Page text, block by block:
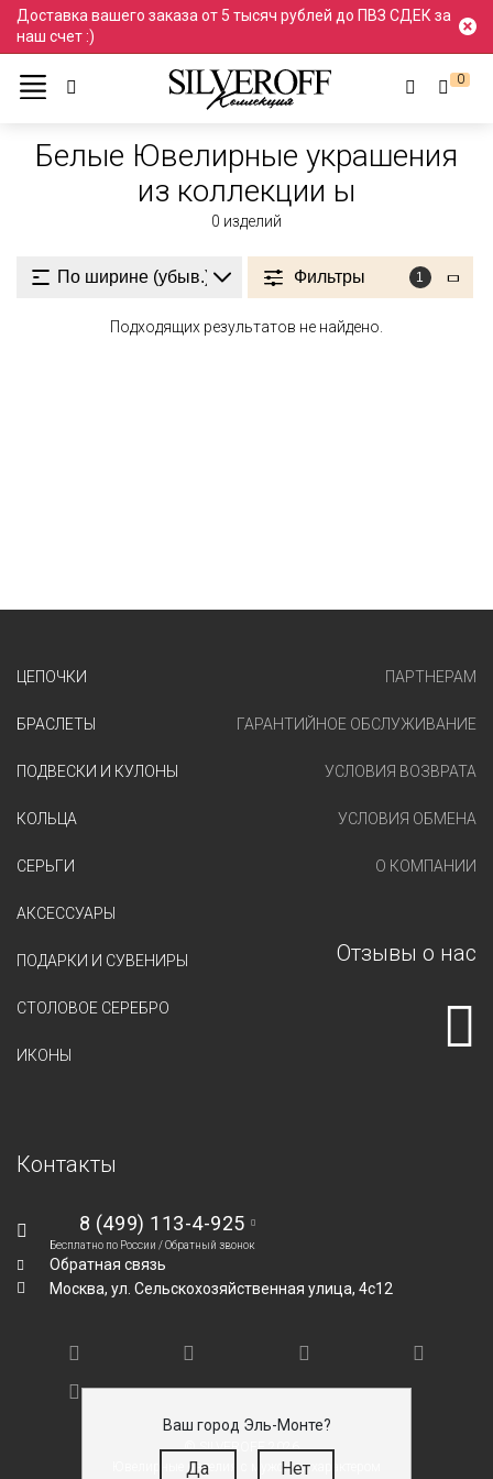
Доставка вашего заказа от 5 тысяч рублей до ПВЗ СДЕК за
наш счет :)
Ваш город Эль-Монте?
Да Нет
0
Ювелирные украшения
Белый Белые
Белые Ювелирные украшения
из коллекции ы
0 изделий
Фильтры 1
Подходящих результатов не найдено.
ЦЕПОЧКИ
БРАСЛЕТЫ
ПОДВЕСКИ И КУЛОНЫ
КОЛЬЦА
СЕРЬГИ
АКСЕССУАРЫ
ПОДАРКИ И СУВЕНИРЫ
СТОЛОВОЕ СЕРЕБРО
ИКОНЫ
ПАРТНЕРАМ
ГАРАНТИЙНОЕ ОБСЛУЖИВАНИЕ
УСЛОВИЯ ВОЗВРАТА
УСЛОВИЯ ОБМЕНА
О КОМПАНИИ
Отзывы о нас
Контакты
8 (499) 113-4-925
Бесплатно по России /Обратный звонок
Обратная связь
Москва, ул. Сельскохозяйственная улица, 4с12
© SILVEROFF 2026
Ювелирные изделия с мужским характером